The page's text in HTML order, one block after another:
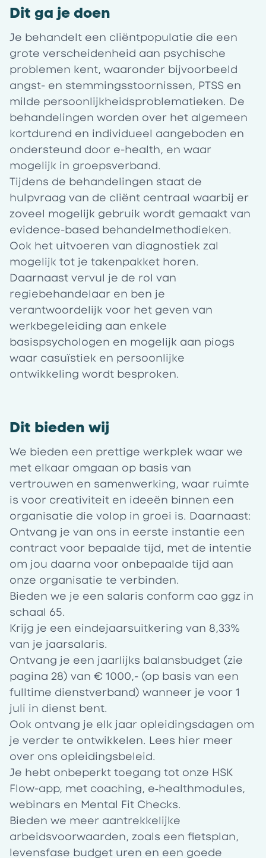
Dit ga je doen
Je behandelt een cliëntpopulatie die een
grote verscheidenheid aan psychische
problemen kent, waaronder bijvoorbeeld
angst- en stemmingsstoornissen, PTSS en
milde persoonlijkheidsproblematieken. De
behandelingen worden over het algemeen
kortdurend en individueel aangeboden en
ondersteund door e-health, en waar
mogelijk in groepsverband.
Tijdens de behandelingen staat de
hulpvraag van de cliënt centraal waarbij er
zoveel mogelijk gebruik wordt gemaakt van
evidence-based behandelmethodieken.
Ook het uitvoeren van diagnostiek zal
mogelijk tot je takenpakket horen.
Daarnaast vervul je de rol van
regiebehandelaar en ben je
verantwoordelijk voor het geven van
werkbegeleiding aan enkele
basispsychologen en mogelijk aan piogs
waar casuïstiek en persoonlijke
ontwikkeling wordt besproken.
Dit bieden wij
We bieden een prettige werkplek waar we
met elkaar omgaan op basis van
vertrouwen en samenwerking, waar ruimte
is voor creativiteit en ideeën binnen een
organisatie die volop in groei is. Daarnaast:
Ontvang je van ons in eerste instantie een
contract voor bepaalde tijd, met de intentie
om jou daarna voor onbepaalde tijd aan
onze organisatie te verbinden.
Bieden we je een salaris conform cao ggz in
schaal 65.
Krijg je een eindejaarsuitkering van 8,33%
van je jaarsalaris.
Ontvang je een jaarlijks balansbudget (zie
pagina 28) van € 1000,- (op basis van een
fulltime dienstverband) wanneer je voor 1
juli in dienst bent.
Ook ontvang je elk jaar opleidingsdagen om
je verder te ontwikkelen. Lees hier meer
over ons opleidingsbeleid.
Je hebt onbeperkt toegang tot onze HSK
Flow-app, met coaching, e‑healthmodules,
webinars en Mental Fit Checks.
Bieden we meer aantrekkelijke
arbeidsvoorwaarden, zoals een fietsplan,
levensfase budget uren en een goede